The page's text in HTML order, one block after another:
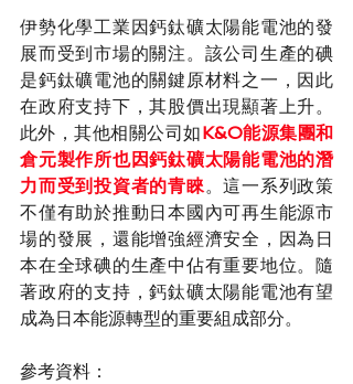
伊勢化學工業因鈣鈦礦太陽能電池的發
展而受到市場的關注。該公司生產的碘
是鈣鈦礦電池的關鍵原材料之一，因此
在政府支持下，其股價出現顯著上升。
此外，其他相關公司如K&O能源集團和
倉元製作所也因鈣鈦礦太陽能電池的潛
力而受到投資者的青睞。這一系列政策
不僅有助於推動日本國內可再生能源市
場的發展，還能增強經濟安全，因為日
本在全球碘的生產中佔有重要地位。隨
著政府的支持，鈣鈦礦太陽能電池有望
成為日本能源轉型的重要組成部分。
參考資料：